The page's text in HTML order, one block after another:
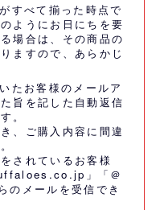
すべて揃った時点で
ようにお日にちを要
場合は、その商品の
ますので、あらかじ
たお客様のメールア
旨を記した自動返信
。
、ご購入内容に間違
されているお客様
」「＠
メールを受信でき